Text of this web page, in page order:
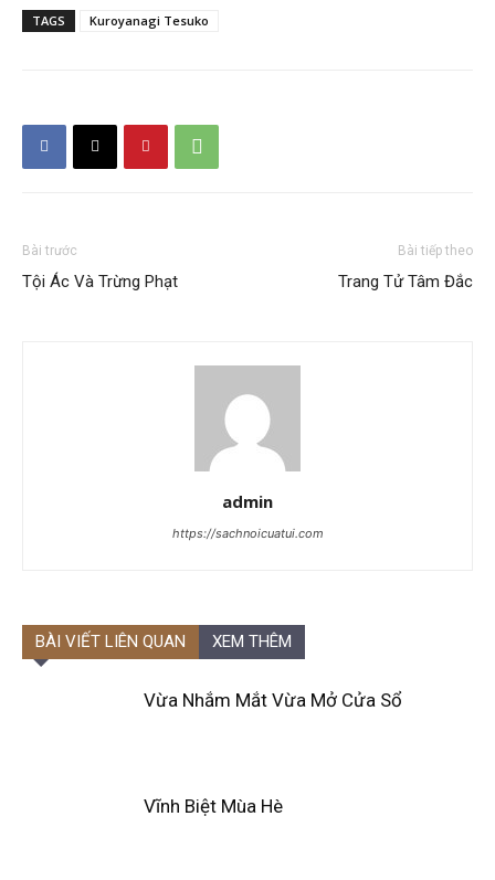
TAGS Kuroyanagi Tesuko
Bài trước
Tội Ác Và Trừng Phạt
Bài tiếp theo
Trang Tử Tâm Đắc
admin
https://sachnoicuatui.com
BÀI VIẾT LIÊN QUAN XEM THÊM
Vừa Nhắm Mắt Vừa Mở Cửa Sổ
Vĩnh Biệt Mùa Hè